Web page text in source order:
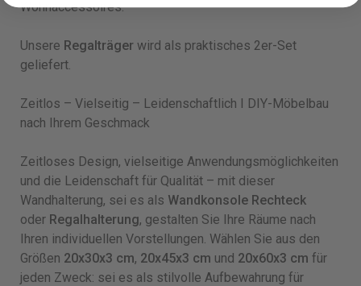
Wohnaccessoires.
Unsere Regalträger wird als praktisches 2er-Set
geliefert.
Zeitlos – Vielseitig – Leidenschaftlich I DIY-Möbelbau
nach Ihrem Geschmack
Zeitloses Design, vielseitige Anwendungsmöglichkeiten
und die Leidenschaft für Qualität – mit dieser
Wandhalterung, sei es als Wandkonsole Rechteck
oder Regalhalterung, gestalten Sie Ihre Räume nach
Ihren individuellen Vorstellungen. Wählen Sie aus den
Größen 20x30x3 cm, 20x45x3 cm und 20x60x3 cm für
jeden Zweck: sei es als stilvolle Aufbewahrung für